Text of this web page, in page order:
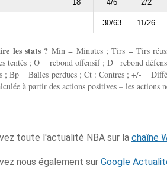
18 4/6 2/2
30/63 11/26
les stats ? Min = Minutes ; Tirs = Tirs
tentés ; O = rebond offensif ; D= rebond
; Bp = Balles perdues ; Ct : Contres ; +/- =
à partir des actions positives – les actions
toute l'actualité NBA sur la chaîne
nous également sur Google